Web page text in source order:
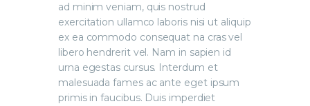
ad minim veniam, quis nostrud
exercitation ullamco laboris nisi ut aliquip
ex ea commodo consequat na cras vel
libero hendrerit vel. Nam in sapien id
urna egestas cursus. Interdum et
malesuada fames ac ante eget ipsum
primis in faucibus. Duis imperdiet